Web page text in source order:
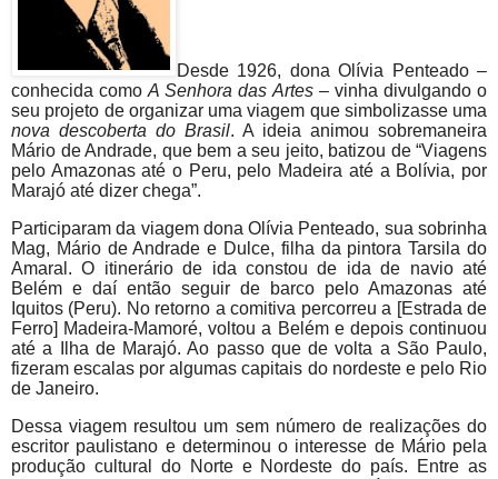
Desde 1926, dona Olívia Penteado –
conhecida comoA Senhora das Artes– vinha divulgando o
seu projeto de organizar uma viagem que simbolizasse uma
nova descoberta do Brasil. A ideia animou sobremaneira
Mário de Andrade, que bem a seu jeito, batizou de “Viagens
pelo Amazonas até o Peru, pelo Madeira até a Bolívia, por
Marajó até dizer chega”.
Participaram da viagem dona Olívia Penteado, sua sobrinha
Mag, Mário de Andrade e Dulce, filha da pintora Tarsila do
Amaral. O itinerário de ida constou de ida de navio até
Belém e daí então seguir de barco pelo Amazonas até
Iquitos (Peru). No retorno a comitiva percorreu a [Estrada de
Ferro] Madeira-Mamoré, voltou a Belém e depois continuou
até a Ilha de Marajó. Ao passo que de volta a São Paulo,
fizeram escalas por algumas capitais do nordeste e pelo Rio
de Janeiro.
Dessa viagem resultou um sem número de realizações do
escritor paulistano e determinou o interesse de Mário pela
produção cultural do Norte e Nordeste do país. Entre as